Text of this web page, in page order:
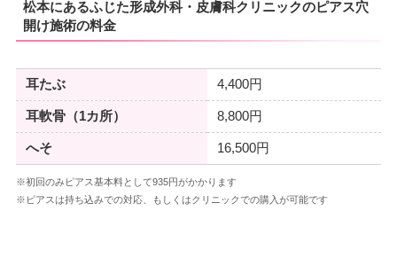
松本にあるふじた形成外科・皮膚科クリニックのピアス穴
開け施術の料金
耳たぶ 4,400円
耳軟骨（1カ所） 8,800円
へそ 16,500円
※初回のみピアス基本料として935円がかかります
※ピアスは持ち込みでの対応、もしくはクリニックでの購入が可能です